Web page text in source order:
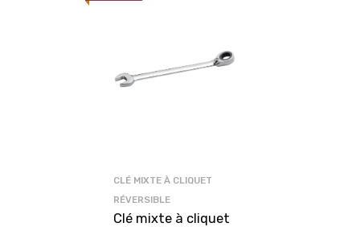
CLÉ MIXTE À CLIQUET
RÉVERSIBLE
Clé mixte à cliquet